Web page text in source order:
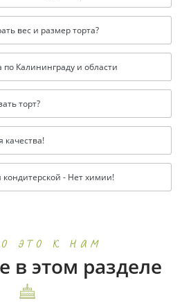
вес и размер торта?
по Калининграду и области
торт?
качества!
- Нет химии!
это к нам
в этом разделе